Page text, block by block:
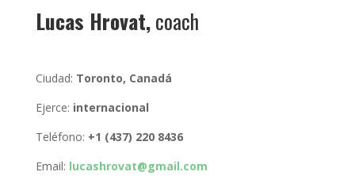
Lucas Hrovat,coach
Ciudad: Toronto, Canadá
Ejerce: internacional
Teléfono: +1 (437) 220 8436
Email: lucashrovat@gmail.com